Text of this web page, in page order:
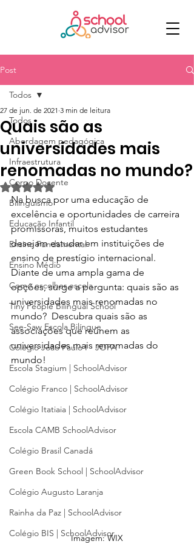
Post
Todos
Abordagem pedagógica
Infraestrutura
Corpo Docente
Bilinguismo
Educação Infantil
Ensino Fundamental
Ensino Médio
Como escolher escola
Tiny People Bilingual School
See-Saw Escola Bilíngue
Colégio João Paulo I - JOPA
Escola Stagium | SchoolAdvisor
Colégio Franco | SchoolAdvisor
Colégio Itatiaia | SchoolAdvisor
Escola CAMB SchoolAdvisor
Colégio Brasil Canadá
Green Book School | SchoolAdvisor
Colégio Augusto Laranja
Rainha da Paz | SchoolAdvisor
Colégio BIS | SchoolAdvisor
Todos
Quais são as
universidades mais
renomadas no mundo?
27 de jun. de 2021 3 min de leitura
Avaliado com NaN de 5 estrelas.
Na busca por uma educação de
excelência e oportunidades de carreira
promissoras, muitos estudantes
desejam estudar em instituições de
ensino de prestígio internacional.
Diante de uma ampla gama de
opções, surge a pergunta: quais são as
universidades mais renomadas no
mundo?  Descubra quais são as
associações que reúnem as
universidades mais renomadas do
mundo!
Imagem: WIX